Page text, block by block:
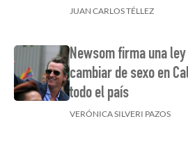
JUAN CARLOS TÉLLEZ
Newsom firma una
cambiar de sexo en
todo el país
VERÓNICA SILVERI PAZOS